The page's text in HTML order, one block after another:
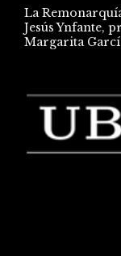
La
Jesús Ynfante,
Margarita